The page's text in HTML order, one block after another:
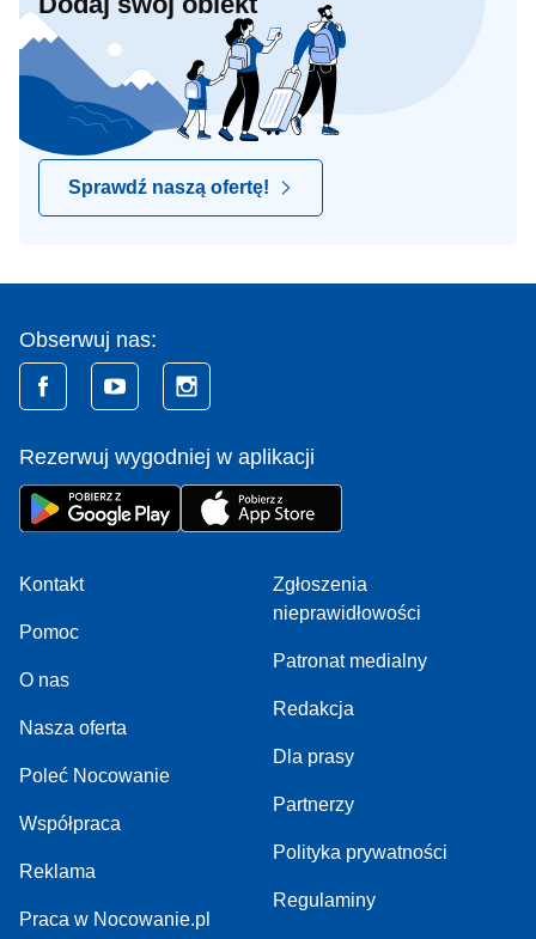
Sprawdź naszą ofertę!
Obserwuj nas:
Rezerwuj wygodniej w aplikacji
Kontakt
Pomoc
O nas
Nasza oferta
Poleć Nocowanie
Współpraca
Reklama
Praca w Nocowanie.pl
Zgłoszenia
nieprawidłowości
Patronat medialny
Redakcja
Dla prasy
Partnerzy
Polityka prywatności
Regulaminy